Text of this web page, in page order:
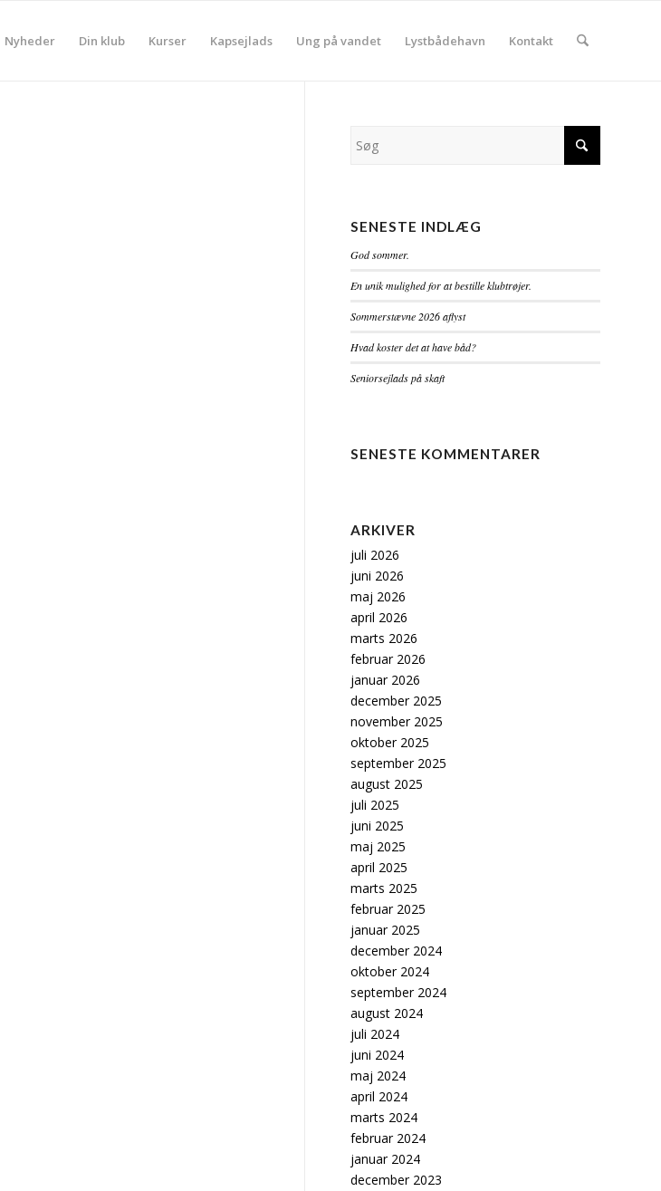
Nyheder Din klub Kurser Kapsejlads Ung på vandet Lystbådehavn Kontakt
SENESTE INDLÆG
God sommer.
En unik mulighed for at bestille klubtrøjer.
Sommerstævne 2026 aflyst
Hvad koster det at have båd?
Seniorsejlads på skaft
SENESTE KOMMENTARER
ARKIVER
juli 2026
juni 2026
maj 2026
april 2026
marts 2026
februar 2026
januar 2026
december 2025
november 2025
oktober 2025
september 2025
august 2025
juli 2025
juni 2025
maj 2025
april 2025
marts 2025
februar 2025
januar 2025
december 2024
oktober 2024
september 2024
august 2024
juli 2024
juni 2024
maj 2024
april 2024
marts 2024
februar 2024
januar 2024
december 2023